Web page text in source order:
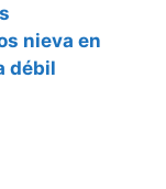
nieva en
débil